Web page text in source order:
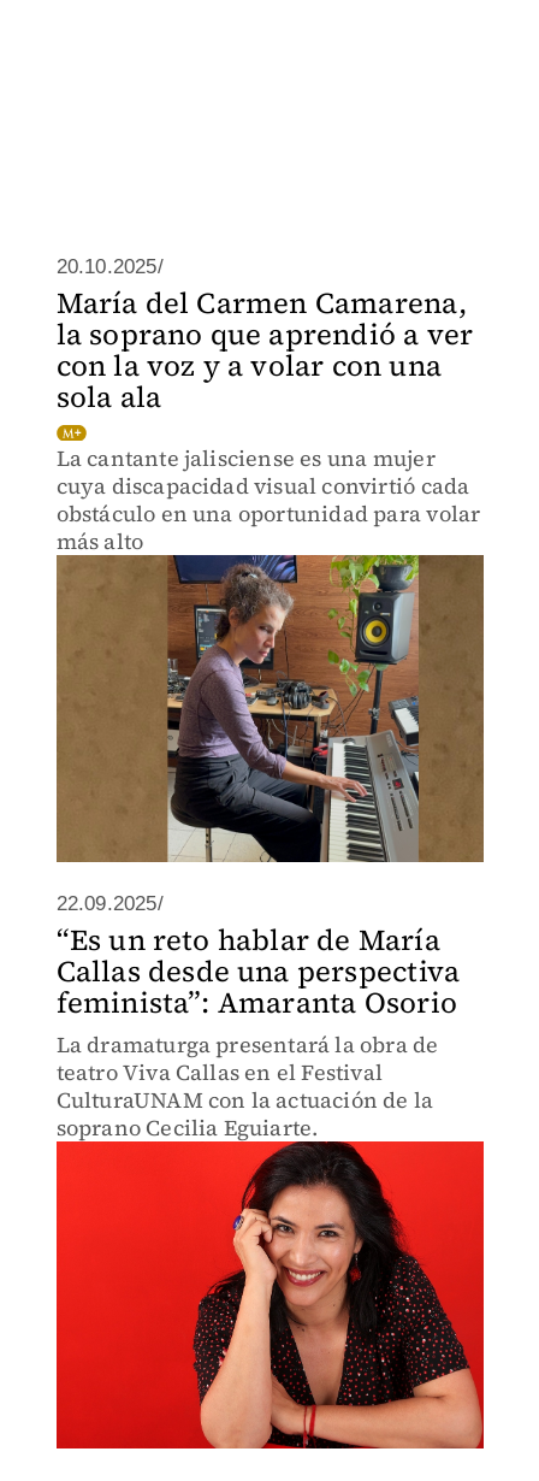
20.10.2025/
María del Carmen Camarena,
la soprano que aprendió a ver
con la voz y a volar con una
sola ala
La cantante jalisciense es una mujer
cuya discapacidad visual convirtió cada
obstáculo en una oportunidad para volar
más alto
22.09.2025/
“Es un reto hablar de María
Callas desde una perspectiva
feminista”: Amaranta Osorio
La dramaturga presentará la obra de
teatro Viva Callas en el Festival
CulturaUNAM con la actuación de la
soprano Cecilia Eguiarte.